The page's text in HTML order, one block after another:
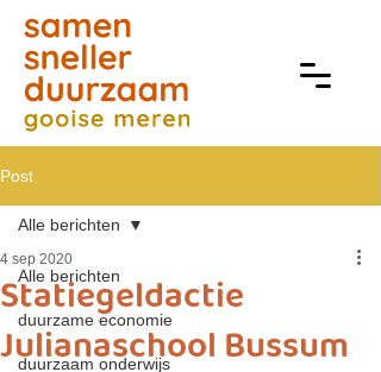
Post
Alle berichten
duurzame economie
duurzaam onderwijs
Alle berichten
Statiegeldactie
Julianaschool Bussum
4 sep 2020